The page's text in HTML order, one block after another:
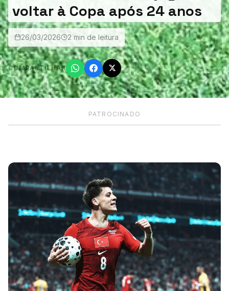
voltar à Copa após 24 anos
26/03/2026 2 min de leitura
COMPARTILHAR
PATROCINADO